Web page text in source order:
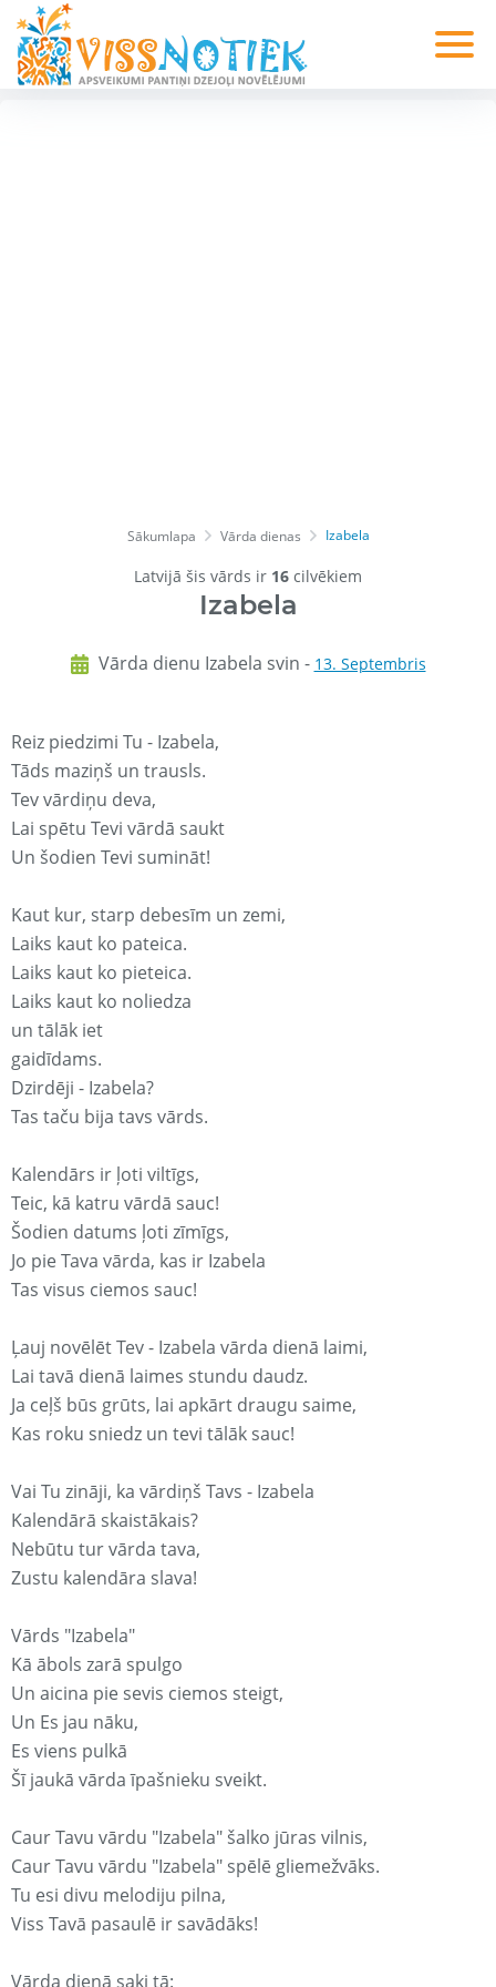
Sākumlapa Vārda dienas Izabela
Latvijā šis vārds ir 16 cilvēkiem
Izabela
Vārda dienu Izabela svin - 13. Septembris
Reiz piedzimi Tu - Izabela,
Tāds maziņš un trausls.
Tev vārdiņu deva,
Lai spētu Tevi vārdā saukt
Un šodien Tevi sumināt!
Kaut kur, starp debesīm un zemi,
Laiks kaut ko pateica.
Laiks kaut ko pieteica.
Laiks kaut ko noliedza
un tālāk iet
gaidīdams.
Dzirdēji - Izabela?
Tas taču bija tavs vārds.
Kalendārs ir ļoti viltīgs,
Teic, kā katru vārdā sauc!
Šodien datums ļoti zīmīgs,
Jo pie Tava vārda, kas ir Izabela
Tas visus ciemos sauc!
Ļauj novēlēt Tev - Izabela vārda dienā laimi,
Lai tavā dienā laimes stundu daudz.
Ja ceļš būs grūts, lai apkārt draugu saime,
Kas roku sniedz un tevi tālāk sauc!
Vai Tu zināji, ka vārdiņš Tavs - Izabela
Kalendārā skaistākais?
Nebūtu tur vārda tava,
Zustu kalendāra slava!
Vārds "Izabela"
Kā ābols zarā spulgo
Un aicina pie sevis ciemos steigt,
Un Es jau nāku,
Es viens pulkā
Šī jaukā vārda īpašnieku sveikt.
Caur Tavu vārdu "Izabela" šalko jūras vilnis,
Caur Tavu vārdu "Izabela" spēlē gliemežvāks.
Tu esi divu melodiju pilna,
Viss Tavā pasaulē ir savādāks!
Vārda dienā saki tā: